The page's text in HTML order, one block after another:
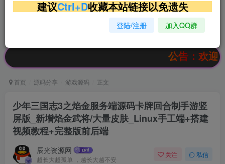
超低价文字广告位招租 超低价文字广告位招租
超低价文字广告位招租
公告：欢迎访问辰光资源网，本
首页 源码分享 游戏源码 正文
少年三国志3之焰金服务端源码卡牌回合制手游竖
屏版_新增焰金武将/大量皮肤_Linux手工端+搭建
视频教程+完整版前后端
辰光资源网
越长大越孤单 ，越长大越不安
关注 私信
建议Ctrl+D收藏本站链接以免遗失
登陆/注册 加入QQ群